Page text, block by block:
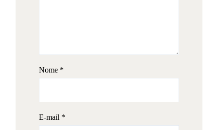
Nome *
E-mail *